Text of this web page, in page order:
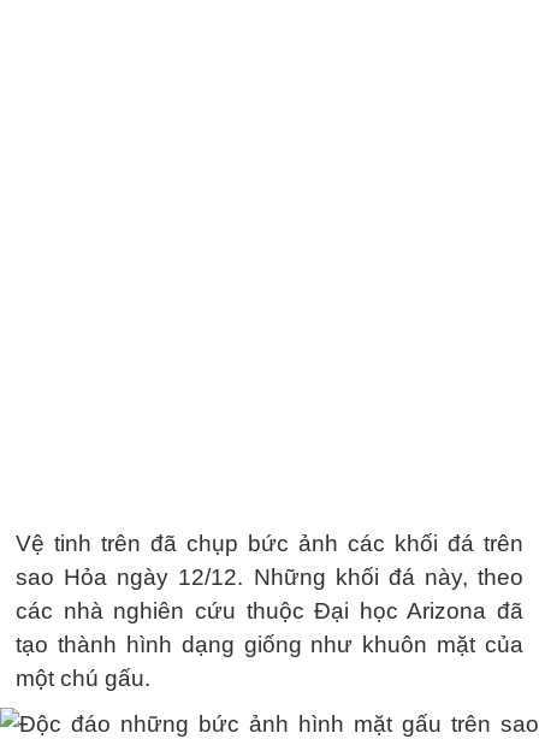
Vệ tinh trên đã chụp bức ảnh các khối đá trên
sao Hỏa ngày 12/12. Những khối đá này, theo
các nhà nghiên cứu thuộc Đại học Arizona đã
tạo thành hình dạng giống như khuôn mặt của
một chú gấu.